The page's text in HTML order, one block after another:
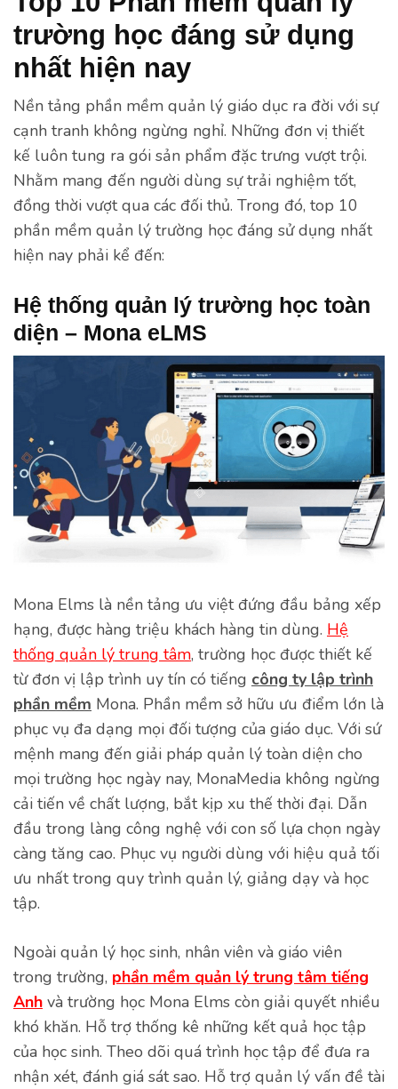
trường học đáng sử dụng
nhất hiện nay
Nền tảng phần mềm quản lý giáo dục ra đời với sự
cạnh tranh không ngừng nghỉ. Những đơn vị thiết
kế luôn tung ra gói sản phẩm đặc trưng vượt trội.
Nhằm mang đến người dùng sự trải nghiệm tốt,
đồng thời vượt qua các đối thủ. Trong đó, top 10
phần mềm quản lý trường học đáng sử dụng nhất
hiện nay phải kể đến:
Hệ thống quản lý trường học toàn
diện – Mona eLMS
Mona Elms là nền tảng ưu việt đứng đầu bảng xếp
hạng, được hàng triệu khách hàng tin dùng. Hệ
thống quản lý trung tâm, trường học được thiết kế
từ đơn vị lập trình uy tín có tiếng công ty lập trình
phần mềm Mona. Phần mềm sở hữu ưu điểm lớn là
phục vụ đa dạng mọi đối tượng của giáo dục. Với sứ
mệnh mang đến giải pháp quản lý toàn diện cho
mọi trường học ngày nay, MonaMedia không ngừng
cải tiến về chất lượng, bắt kịp xu thế thời đại. Dẫn
đầu trong làng công nghệ với con số lựa chọn ngày
càng tăng cao. Phục vụ người dùng với hiệu quả tối
ưu nhất trong quy trình quản lý, giảng dạy và học
tập.
Ngoài quản lý học sinh, nhân viên và giáo viên
trong trường, phần mềm quản lý trung tâm tiếng
Anh và trường học Mona Elms còn giải quyết nhiều
khó khăn. Hỗ trợ thống kê những kết quả học tập
của học sinh. Theo dõi quá trình học tập để đưa ra
nhận xét, đánh giá sát sao. Hỗ trợ quản lý vấn đề tài